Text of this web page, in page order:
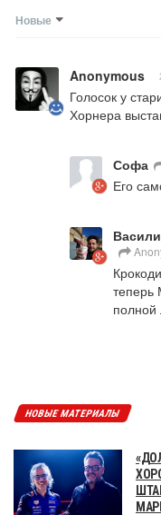
Новые
Anonymous
Голосок у
Хорнера
Софа
Его
теперь
полной
НОВЫЕ МАТЕРИАЛЫ